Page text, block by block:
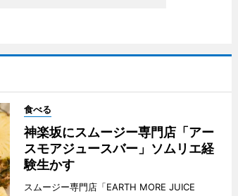
食べる
神楽坂にスムージー専門店「アー
スモアジュースバー」ソムリエ経
験生かす
スムージー専門店「EARTH MORE JUICE